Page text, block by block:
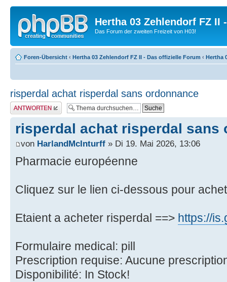
Hertha 03 Zehlendorf FZ II
Das Forum der zweiten Freizeit von H03!
Foren-Übersicht ‹ Hertha 03 Zehlendorf FZ II - Das offizielle Forum ‹ Hertha
risperdal achat risperdal sans ordonnance
Antwort erstellen
risperdal achat risperdal sans
von HarlandMcInturff » Di 19. Mai 2026, 13:06
Pharmacie européenne
Cliquez sur le lien ci-dessous pour
Etaient a acheter risperdal ==> https://
Formulaire medical: pill
Prescription requise: Aucune
Disponibilité: In Stock!